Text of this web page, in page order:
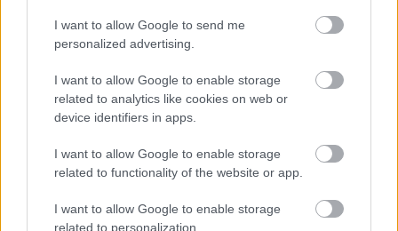
I want to allow Google to send me
personalized advertising.
I want to allow Google to enable storage
related to analytics like cookies on web or
device identifiers in apps.
I want to allow Google to enable storage
related to functionality of the website or app.
I want to allow Google to enable storage
related to personalization.
Olvasóder
2011. 02. 15.|Ambrus Attila
szeretjük. A folyamatos múlt.
tovább